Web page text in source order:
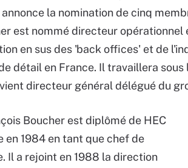
la nomination de cinq
est nommé directeur
en sus des 'back offices' et de
détail en France. Il travaillera
directeur général délégué du
Boucher est diplômé de HEC
en 1984 en tant que chef de
Il a rejoint en 1988 la direction